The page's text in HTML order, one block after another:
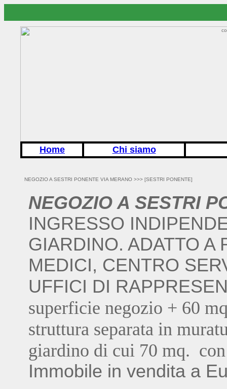
Home Chi siamo
NEGOZIO A SESTRI PONENTE VIA MERANO >>> [SESTRI PONENTE]
NEGOZIO A SESTRI
INGRESSO
GIARDINO. ADATTO A
MEDICI, CENTRO
UFFICI DI
superficie negozio + 60
struttura separata in
giardino di cui 70 mq.
Immobile in vendita a